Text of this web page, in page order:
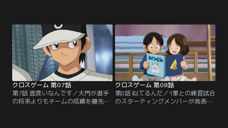
も光、赤石、中西はトレーニングを
続けていた。一方、紅葉にお粥を作
ろうと、慣れない家事をする青葉。
うまく作れずに悩んでいると、光が
買物袋をさげてやってきて…。【提
供：バンダイチャンネル】
して別けられていた。2軍は部室が
なく、プレハブを拠点としているの
で、「プレハブ組」と呼ばれてい
た。光、赤石、中西の三人はプレハ
ブ組に所属することになり…。【提
供：バンダイチャンネル】
クロスゲーム 第07話
第7話 面食いなんです／大門が選手
の将来よりもチームの成績を優先し
クロスゲーム 第08話
第8話 似てるんだ／1軍との練習試合
のスターティングメンバーが発表さ